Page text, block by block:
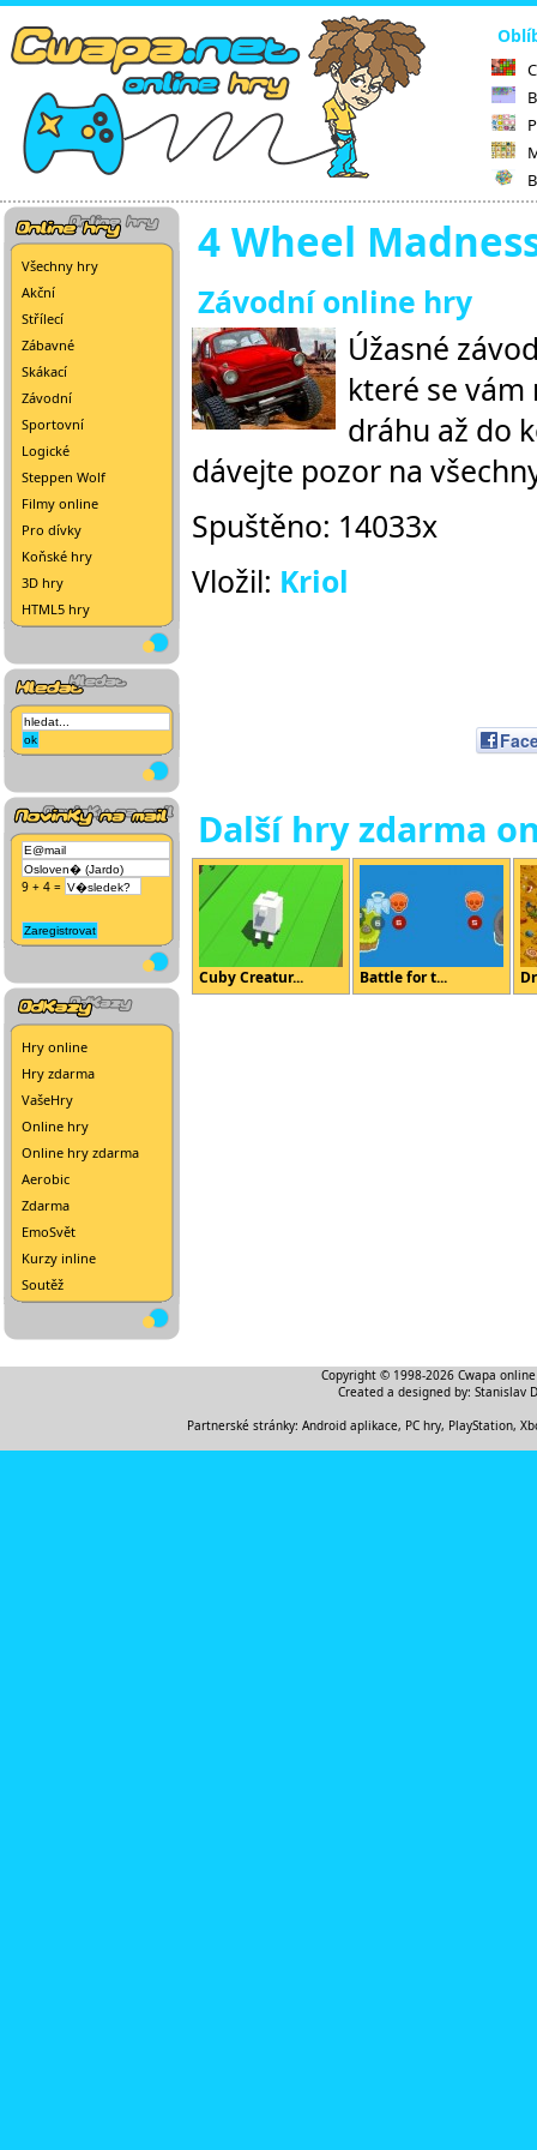
Všechny hry
Akční
Střílecí
Zábavné
Skákací
Závodní
Sportovní
Logické
Steppen Wolf
Filmy online
Pro dívky
Koňské hry
3D hry
HTML5 hry
9 + 4 =
Hry online
Hry zdarma
VašeHry
Online hry
Online hry zdarma
Aerobic
Zdarma
EmoSvět
Kurzy inline
Soutěž
4 Wheel
Závodní online hry
Úžasné
které se
dráhu až do
dávejte pozor na
Spuštěno: 14033x
Vložil: Kriol
Další hry zdarma
Cuby Creatur... Battle for t...
Copyright © 1998-2026 Cwapa
Created a designed by: Stanislav
Partnerské stránky: Android aplikace, PC hry, PlayStation,